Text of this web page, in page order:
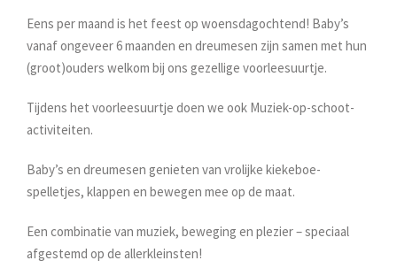
Eens per maand is het feest op woensdagochtend! Baby’s
vanaf ongeveer 6 maanden en dreumesen zijn samen met hun
(groot)ouders welkom bij ons gezellige voorleesuurtje.
Tijdens het voorleesuurtje doen we ook Muziek-op-schoot-
activiteiten.
Baby’s en dreumesen genieten van vrolijke kiekeboe-
spelletjes, klappen en bewegen mee op de maat.
Een combinatie van muziek, beweging en plezier – speciaal
afgestemd op de allerkleinsten!